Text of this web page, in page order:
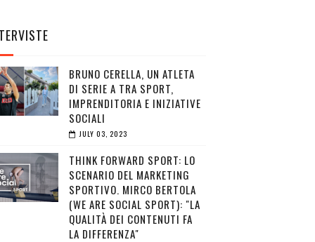
BRUNO CERELLA, UN ATLETA
DI SERIE A TRA SPORT,
IMPRENDITORIA E INIZIATIVE
SOCIALI
JULY 03, 2023
THINK FORWARD SPORT: LO
SCENARIO DEL MARKETING
SPORTIVO. MIRCO BERTOLA
(WE ARE SOCIAL SPORT): "LA
QUALITÀ DEI CONTENUTI FA
LA DIFFERENZA"